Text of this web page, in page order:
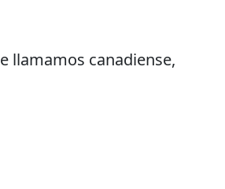
llamamos canadiense,